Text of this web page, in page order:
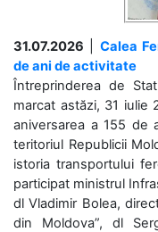
31.07.2026
Calea
de ani de activitate
Întreprinderea de
marcat astăzi, 31 iulie
aniversarea a 155 de
teritoriul Republicii
istoria transportului
participat ministrul
dl Vladimir Bolea,
din Moldova”, dl